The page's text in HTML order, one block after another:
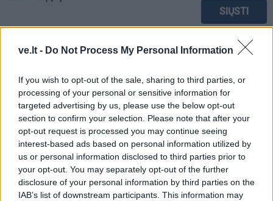
ve.lt - Do Not Process My Personal Information
If you wish to opt-out of the sale, sharing to third parties, or
processing of your personal or sensitive information for
targeted advertising by us, please use the below opt-out
section to confirm your selection. Please note that after your
opt-out request is processed you may continue seeing
interest-based ads based on personal information utilized by
us or personal information disclosed to third parties prior to
your opt-out. You may separately opt-out of the further
disclosure of your personal information by third parties on the
IAB’s list of downstream participants. This information may